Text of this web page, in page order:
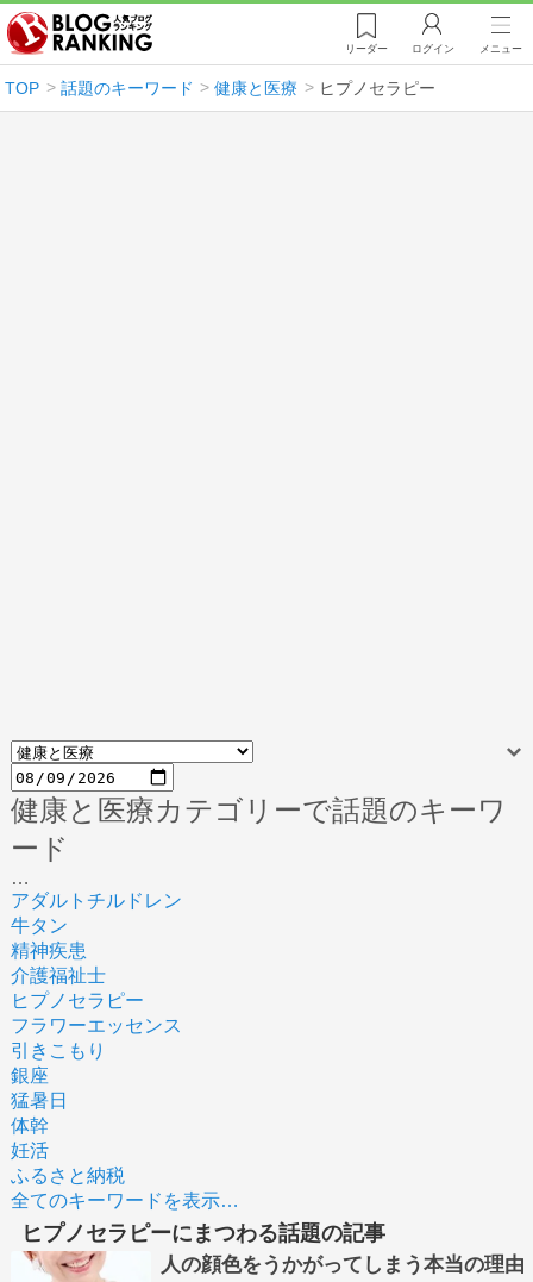
リーダー ログイン メニュー
TOP 話題のキーワード 健康と医療 ヒプノセラピー
健康と医療カテゴリーで話題のキーワ
ード
…
アダルトチルドレン
牛タン
精神疾患
介護福祉士
ヒプノセラピー
フラワーエッセンス
引きこもり
銀座
猛暑日
体幹
妊活
ふるさと納税
全てのキーワードを表示…
ヒプノセラピーにまつわる話題の記事
人の顔色をうかがってしまう本当の理由